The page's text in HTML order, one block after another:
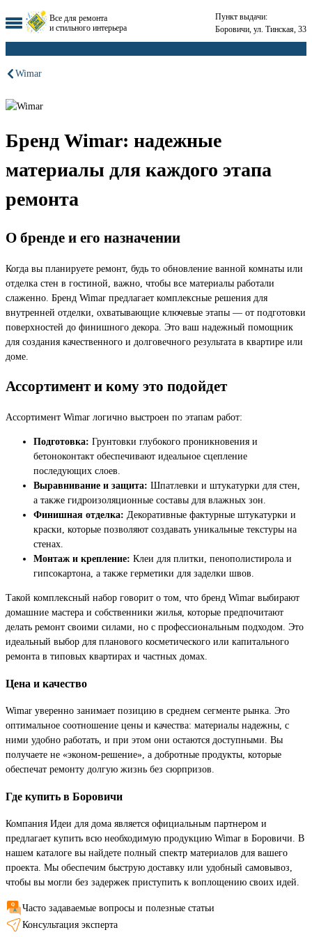
Все для ремонта
и стильного интерьера
Пункт выдачи:
Боровичи, ул. Тинская, 33
Wimar
Бренд Wimar: надежные
материалы для каждого этапа
ремонта
О бренде и его назначении
Когда вы планируете ремонт, будь то обновление ванной комнаты или
отделка стен в гостиной, важно, чтобы все материалы работали
слаженно. Бренд Wimar предлагает комплексные решения для
внутренней отделки, охватывающие ключевые этапы — от подготовки
поверхностей до финишного декора. Это ваш надежный помощник
для создания качественного и долговечного результата в квартире или
доме.
Ассортимент и кому это подойдет
Ассортимент Wimar логично выстроен по этапам работ:
Подготовка: Грунтовки глубокого проникновения и
бетоноконтакт обеспечивают идеальное сцепление
последующих слоев.
Выравнивание и защита: Шпатлевки и штукатурки для стен,
а также гидроизоляционные составы для влажных зон.
Финишная отделка: Декоративные фактурные штукатурки и
краски, которые позволяют создавать уникальные текстуры на
стенах.
Монтаж и крепление: Клеи для плитки, пенополистирола и
гипсокартона, а также герметики для заделки швов.
Такой комплексный набор говорит о том, что бренд Wimar выбирают
домашние мастера и собственники жилья, которые предпочитают
делать ремонт своими силами, но с профессиональным подходом. Это
идеальный выбор для планового косметического или капитального
ремонта в типовых квартирах и частных домах.
Цена и качество
Wimar уверенно занимает позицию в среднем сегменте рынка. Это
оптимальное соотношение цены и качества: материалы надежны, с
ними удобно работать, и при этом они остаются доступными. Вы
получаете не «эконом-решение», а добротные продукты, которые
обеспечат ремонту долгую жизнь без сюрпризов.
Где купить в Боровичи
Компания Идеи для дома является официальным партнером и
предлагает купить всю необходимую продукцию Wimar в Боровичи. В
нашем каталоге вы найдете полный спектр материалов для вашего
проекта. Мы обеспечим быструю доставку или удобный самовывоз,
чтобы вы могли без задержек приступить к воплощению своих идей.
Часто задаваемые вопросы и полезные статьи
Консультация эксперта